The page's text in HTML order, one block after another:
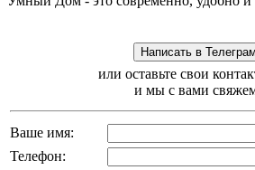
или оставьте свои
и мы с вами
Ваше имя:
Телефон: